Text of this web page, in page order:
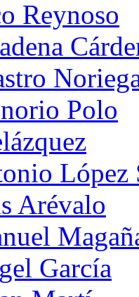
Reynoso
Polo
López
Arévalo
García